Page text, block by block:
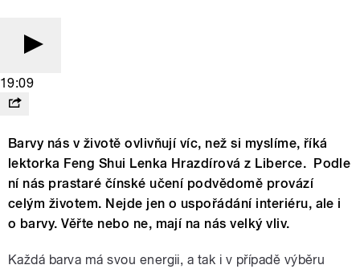
19:09
Barvy nás v životě ovlivňují víc, než si myslíme, říká
lektorka Feng Shui Lenka Hrazdírová z Liberce. Podle
ní nás prastaré čínské učení podvědomě provází
celým životem. Nejde jen o uspořádání interiéru, ale i
o barvy. Věřte nebo ne, mají na nás velký vliv.
Každá barva má svou energii, a tak i v případě výběru